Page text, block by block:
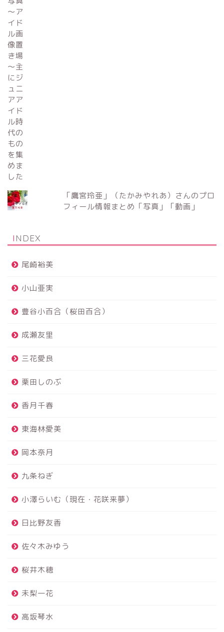
「鷹宮玲亜」（たかみやれあ）さんのプロ
フィール情報まとめ「写真」「動画」
INDEX
尾崎裕美
小山亜実
豊谷小百合（桜田百合）
成瀬友里
三花愛良
栗田しのぶ
香月千春
東海林愛美
岡本奈月
九条ねぎ
小澤らいむ（現在・花咲来夢）
日比野友香
佐々木みゆう
桜井木穂
未梨一花
高坂琴水